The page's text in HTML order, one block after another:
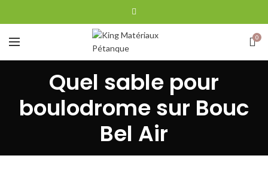
0
Quel sable pour
boulodrome sur Bouc
Bel Air